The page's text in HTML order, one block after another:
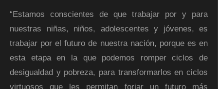
“Estamos conscientes de que trabajar por y para
nuestras niñas, niños, adolescentes y jóvenes, es
trabajar por el futuro de nuestra nación, porque es en
esta etapa en la que podemos romper ciclos de
desigualdad y pobreza, para transformarlos en ciclos
virtuosos que les permitan forjar un futuro más